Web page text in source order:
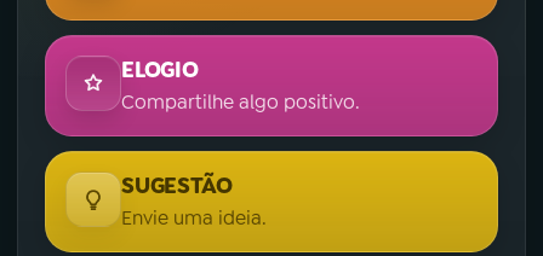
ELOGIO
Compartilhe algo positivo.
SUGESTÃO
Envie uma ideia.